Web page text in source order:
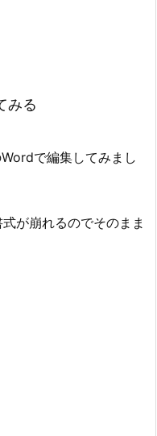
みる
で編集してみまし
が崩れるのでそのまま